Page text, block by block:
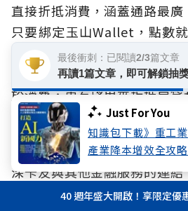
Just For You
知識包下載》重工
產業降本增效全攻略
直接折抵消費，涵蓋通路最廣
只要綁定玉山Wallet，點數
碼時直接折抵，解決許多當
題。第三是「金融化」，未
於消費，更有望用來折抵房
續費。
透過玉山Unicard累積的消
深卡友與其他金融服務的連
景與跨業合作，共同組成一
40 週年盛大開啟！享限定優
最後衝刺：已閱讀2/3篇文章
再讀1篇文章，即可解鎖抽獎